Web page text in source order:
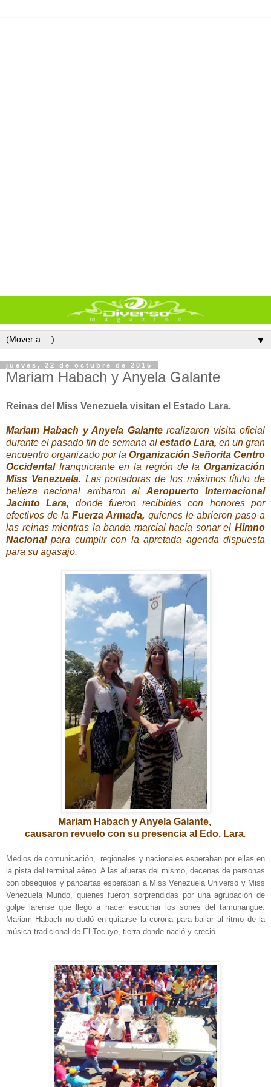
▼
jueves, 22 de octubre de 2015
Mariam Habach y Anyela Galante
Reinas del Miss Venezuela visitan el Estado Lara.
Mariam Habach y Anyela Galanterealizaron visita oficial
durante el pasado fin de semana al estado Lara, en un gran
encuentro organizado por la Organización Señorita Centro
Occidental franquiciante en la región de laOrganización
Miss Venezuela. Las portadoras de los máximos título de
belleza nacional arribaron al Aeropuerto Internacional
Jacinto Lara, donde fueron recibidas con honores por
efectivos de laFuerza Armada, quienes le abrieron paso a
las reinas mientras la banda marcial hacía sonar el Himno
Nacionalpara cumplir con la apretada agenda dispuesta
para su agasajo.
Mariam Habach y Anyela Galante,
causaron revuelo con su presencia al Edo. Lara.
Medios de comunicación, regionales y nacionales esperaban por ellas en
la pista del terminal aéreo. A las afueras del mismo, decenas de personas
con obsequios y pancartas esperaban a Miss Venezuela Universo y Miss
Venezuela Mundo, quienes fueron sorprendidas por una agrupación de
golpe larense que llegó a hacer escuchar los sones del tamunangue.
Mariam Habach no dudó en quitarse la corona para bailar al ritmo de la
música tradicional de El Tocuyo, tierra donde nació y creció.